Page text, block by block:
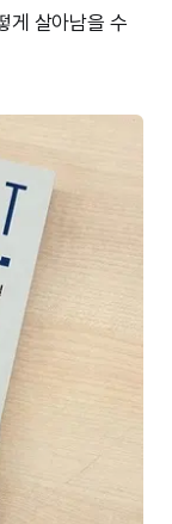
게 살아남을 수